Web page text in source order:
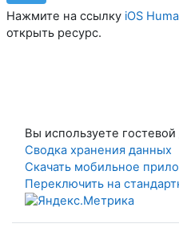
Нажмите на ссылку iOS
открыть ресурс.
Вы используете гостевой
Сводка хранения данных
Скачать мобильное
Переключить на